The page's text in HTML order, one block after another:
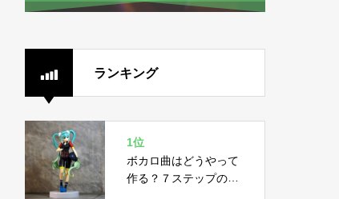
ランキング
1位
ボカロ曲はどうやって
作る？７ステップの作